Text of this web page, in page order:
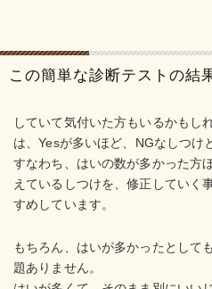
この簡単な診断テストの結
していて気付いた方もいるかもし
は、Yesが多いほど、NGなしつけ
すなわち、はいの数が多かった方
えているしつけを、修正していく
すめしています。
もちろん、はいが多かったとして
題ありません。